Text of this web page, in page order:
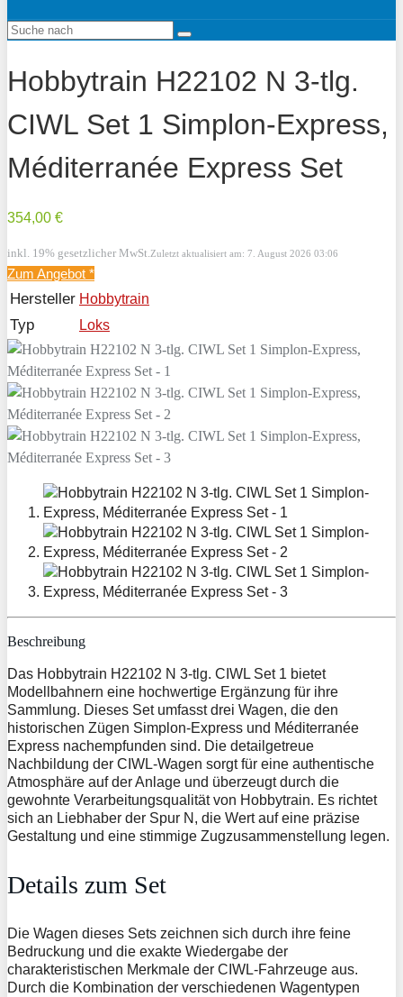
Hobbytrain H22102 N 3-tlg.
CIWL Set 1 Simplon-Express,
Méditerranée Express Set
354,00 €
inkl. 19% gesetzlicher MwSt. Zuletzt aktualisiert am: 7. August 2026 03:06
Zum Angebot *
Hersteller Hobbytrain
Typ Loks
Beschreibung
Das Hobbytrain H22102 N 3-tlg. CIWL Set 1 bietet
Modellbahnern eine hochwertige Ergänzung für ihre
Sammlung. Dieses Set umfasst drei Wagen, die den
historischen Zügen Simplon-Express und Méditerranée
Express nachempfunden sind. Die detailgetreue
Nachbildung der CIWL-Wagen sorgt für eine authentische
Atmosphäre auf der Anlage und überzeugt durch die
gewohnte Verarbeitungsqualität von Hobbytrain. Es richtet
sich an Liebhaber der Spur N, die Wert auf eine präzise
Gestaltung und eine stimmige Zugzusammenstellung legen.
Details zum Set
Die Wagen dieses Sets zeichnen sich durch ihre feine
Bedruckung und die exakte Wiedergabe der
charakteristischen Merkmale der CIWL-Fahrzeuge aus.
Durch die Kombination der verschiedenen Wagentypen